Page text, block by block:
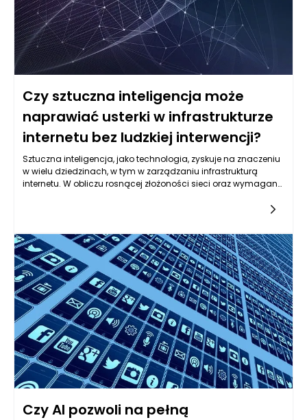
Czy sztuczna inteligencja może
naprawiać usterki w infrastrukturze
internetu bez ludzkiej interwencji?
Sztuczna inteligencja, jako technologia, zyskuje na znaczeniu
w wielu dziedzinach, w tym w zarządzaniu infrastrukturą
internetu. W obliczu rosnącej złożoności sieci oraz wymaganej
techniki do monitorowania, identyfikacji i klasyfikacji
problemów w infrastrukturze internetu, a także do
podejmowania działań naprawczych. Działania te mogą być
realizowane bez potrzeby interwencji człowieka, co stanowi
istotny postęp w obszarze zarządzania sieciami.
Czy AI pozwoli na pełną